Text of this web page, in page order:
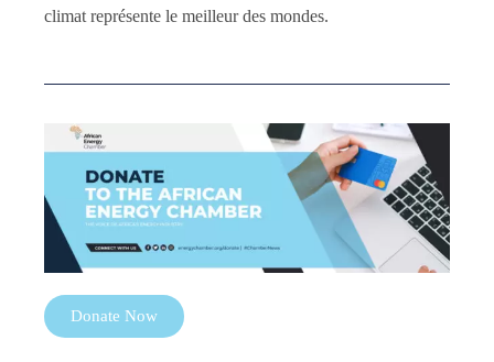
climat représente le meilleur des mondes.
Donate Now